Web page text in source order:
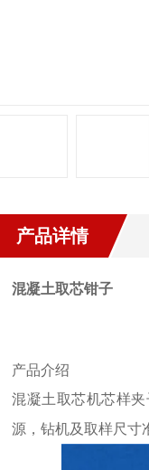
产品详情
混凝土取芯钳子
产品介绍
混凝土取芯机芯样
源，钻机及取样尺寸